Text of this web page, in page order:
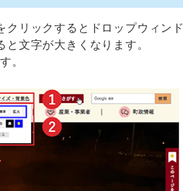
リックするとドロップウィンド
文字が大きくなります。
。